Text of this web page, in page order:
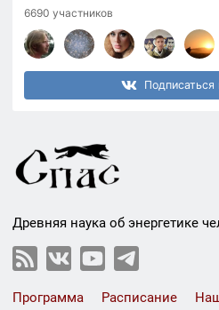
6690 участников
Подписаться
Древняя наука об энергетике
Программа Расписание